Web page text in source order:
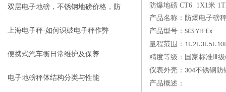
双层电子地磅，不锈钢地磅价格，防
爆地磅维修
上海电子秤-如何识破电子秤作弊
便携式汽车衡日常维护及保养
电子地磅秤体结构分类与性能
防爆地磅 CT6 1X1米
产品名称：防爆电子磅
产品型号： SCS-YH-Ex
量程范围：
精度等级：国家标准Ⅲ级
仪表外壳： 304不锈钢防
产品概述：